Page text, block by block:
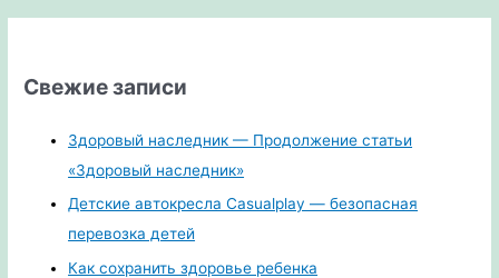
Свежие записи
Здоровый наследник — Продолжение статьи
«Здоровый наследник»
Детские автокресла Casualplay — безопасная
перевозка детей
Как сохранить здоровье ребенка